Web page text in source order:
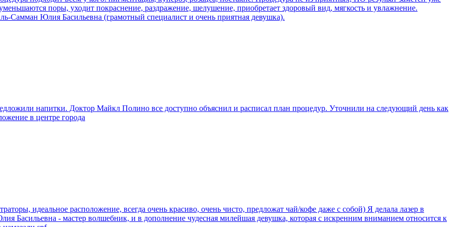
поры, уходит покраснение, раздражение, шелушение, приобретает здоровый вид, мягкость и увлажнение.
Самман Юлия Басильевна (грамотный специалист и очень приятная девушка).
напитки. Доктор Майкл Полино все доступно объяснил и расписал план процедур. Уточнили на следующий день как
в центре города
идеальное расположение, всегда очень красиво, очень чисто, предложат чай/кофе даже с собой) Я делала лазер в
Басильевна - мастер волшебник, и в дополнение чудесная милейшая девушка, которая с искренним вниманием относится к